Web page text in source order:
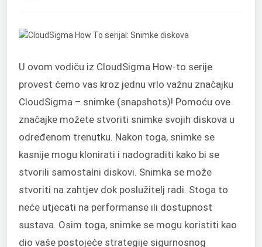
U ovom vodiču iz CloudSigma How-to serije
provest ćemo vas kroz jednu vrlo važnu značajku
CloudSigma – snimke (snapshots)! Pomoću ove
značajke možete stvoriti snimke svojih diskova u
određenom trenutku. Nakon toga, snimke se
kasnije mogu klonirati i nadograditi kako bi se
stvorili samostalni diskovi. Snimka se može
stvoriti na zahtjev dok poslužitelj radi. Stoga to
neće utjecati na performanse ili dostupnost
sustava. Osim toga, snimke se mogu koristiti kao
dio vaše postojeće strategije sigurnosnog